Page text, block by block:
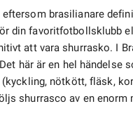
eftersom brasilianare
din favoritfotbollsklubb
att vara shurrasko. I
här är en hel händelse
nötkött, fläsk,
shurrasco av en enorm